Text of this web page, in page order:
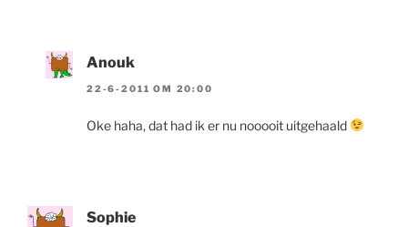
Anouk
22-6-2011 OM 20:00
Oke haha, dat had ik er nu nooooit uitgehaald
Sophie